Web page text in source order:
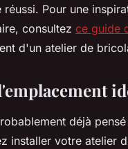
Pour une
consultez ce guide
d'un atelier de
déjà
installer votre atelier